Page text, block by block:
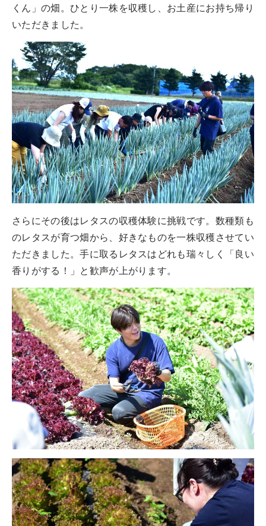
くん」の畑。ひとり一株を収穫し、お土産にお持ち帰り
いただきました。
さらにその後はレタスの収穫体験に挑戦です。数種類も
のレタスが育つ畑から、好きなものを一株収穫させてい
ただきました。手に取るレタスはどれも瑞々しく「良い
香りがする！」と歓声が上がります。